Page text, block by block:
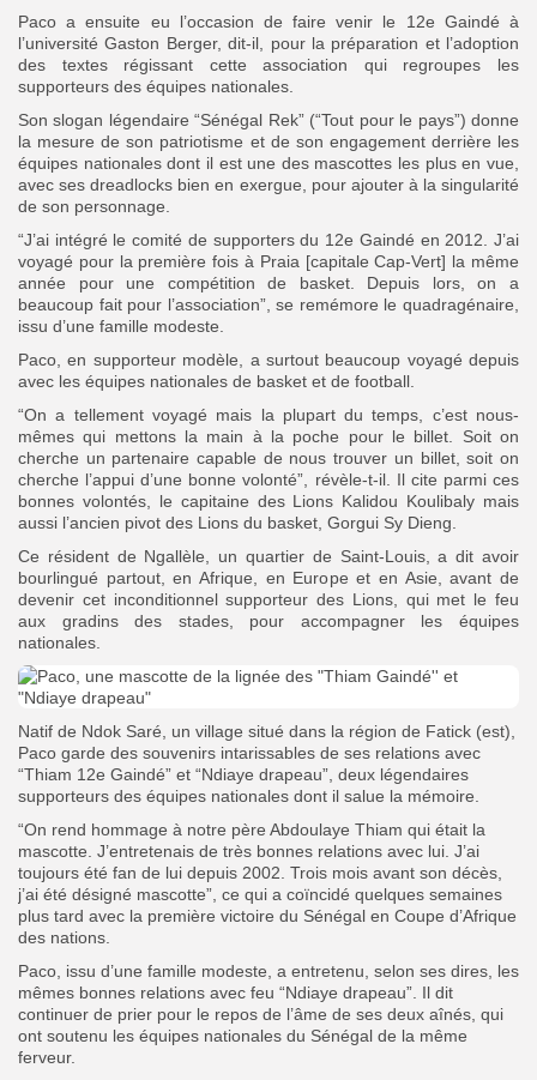
Paco a ensuite eu l’occasion de faire venir le 12e Gaindé à
l’université Gaston Berger, dit-il, pour la préparation et l’adoption
des textes régissant cette association qui regroupes les
supporteurs des équipes nationales.
Son slogan légendaire “Sénégal Rek” (“Tout pour le pays”) donne
la mesure de son patriotisme et de son engagement derrière les
équipes nationales dont il est une des mascottes les plus en vue,
avec ses dreadlocks bien en exergue, pour ajouter à la singularité
de son personnage.
“J’ai intégré le comité de supporters du 12e Gaindé en 2012. J’ai
voyagé pour la première fois à Praia [capitale Cap-Vert] la même
année pour une compétition de basket. Depuis lors, on a
beaucoup fait pour l’association”, se remémore le quadragénaire,
issu d’une famille modeste.
Paco, en supporteur modèle, a surtout beaucoup voyagé depuis
avec les équipes nationales de basket et de football.
“On a tellement voyagé mais la plupart du temps, c’est nous-
mêmes qui mettons la main à la poche pour le billet. Soit on
cherche un partenaire capable de nous trouver un billet, soit on
cherche l’appui d’une bonne volonté”, révèle-t-il. Il cite parmi ces
bonnes volontés, le capitaine des Lions Kalidou Koulibaly mais
aussi l’ancien pivot des Lions du basket, Gorgui Sy Dieng.
Ce résident de Ngallèle, un quartier de Saint-Louis, a dit avoir
bourlingué partout, en Afrique, en Europe et en Asie, avant de
devenir cet inconditionnel supporteur des Lions, qui met le feu
aux gradins des stades, pour accompagner les équipes
nationales.
Natif de Ndok Saré, un village situé dans la région de Fatick (est),
Paco garde des souvenirs intarissables de ses relations avec
“Thiam 12e Gaindé” et “Ndiaye drapeau”, deux légendaires
supporteurs des équipes nationales dont il salue la mémoire.
“On rend hommage à notre père Abdoulaye Thiam qui était la
mascotte. J’entretenais de très bonnes relations avec lui. J’ai
toujours été fan de lui depuis 2002. Trois mois avant son décès,
j’ai été désigné mascotte”, ce qui a coïncidé quelques semaines
plus tard avec la première victoire du Sénégal en Coupe d’Afrique
des nations.
Paco, issu d’une famille modeste, a entretenu, selon ses dires, les
mêmes bonnes relations avec feu “Ndiaye drapeau”. Il dit
continuer de prier pour le repos de l’âme de ses deux aînés, qui
ont soutenu les équipes nationales du Sénégal de la même
ferveur.